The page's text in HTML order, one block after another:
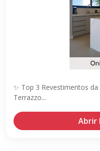
✨ Top 3 Revestimentos
Terrazzo...
Abrir